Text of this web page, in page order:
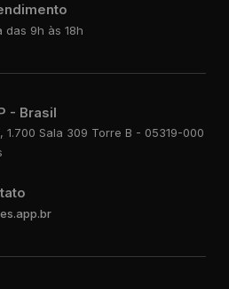
das 9h às 18h
- Brasil
1.700 Sala 309 Torre B - 05319-000